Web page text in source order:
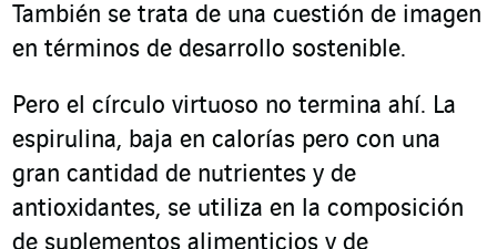
También se trata de una cuestión de imagen
en términos de desarrollo sostenible.
Pero el círculo virtuoso no termina ahí. La
espirulina, baja en calorías pero con una
gran cantidad de nutrientes y de
antioxidantes, se utiliza en la composición
de suplementos alimenticios y de